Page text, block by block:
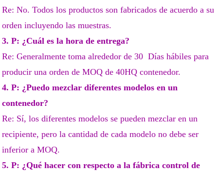
Re: No. Todos los productos son fabricados de acuerdo a su
orden incluyendo las muestras.
3. P: ¿Cuál es la hora de entrega?
Re: Generalmente toma alrededor de 30 Días hábiles para
producir una orden de MOQ de 40HQ contenedor.
4. P: ¿Puedo mezclar diferentes modelos en un
contenedor?
Re: Sí, los diferentes modelos se pueden mezclar en un
recipiente, pero la cantidad de cada modelo no debe ser
inferior a MOQ.
5. P: ¿Qué hacer con respecto a la fábrica control de